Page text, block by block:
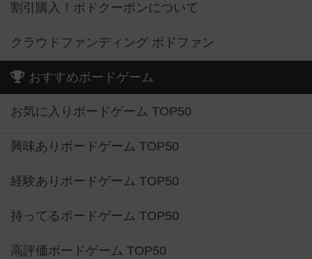
割引購入！ボドクーポンについて
クラウドファンディング ボドファン
おすすめボードゲーム
お気に入りボードゲーム TOP50
興味ありボードゲーム TOP50
経験ありボードゲーム TOP50
持ってるボードゲーム TOP50
高評価ボードゲーム TOP50